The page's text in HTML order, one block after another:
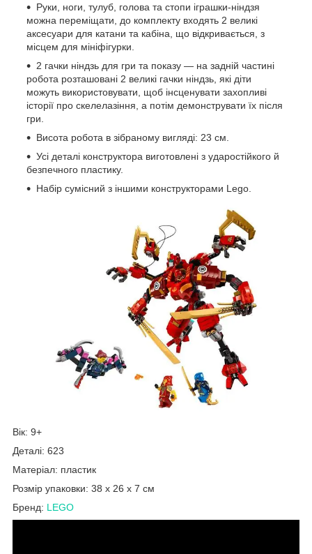
Руки, ноги, тулуб, голова та стопи іграшки-ніндзя
можна переміщати, до комплекту входять 2 великі
аксесуари для катани та кабіна, що відкривається, з
місцем для мініфігурки.
2 гачки ніндзь для гри та показу — на задній частині
робота розташовані 2 великі гачки ніндзь, які діти
можуть використовувати, щоб інсценувати захопливі
історії про скелелазіння, а потім демонструвати їх після
гри.
Висота робота в зібраному вигляді: 23 см.
Усі деталі конструктора виготовлені з ударостійкого й
безпечного пластику.
Набір сумісний з іншими конструкторами Lego.
Вік: 9+
Деталі: 623
Матеріал: пластик
Розмір упаковки: 38 x 26 x 7 см
Бренд: LEGO